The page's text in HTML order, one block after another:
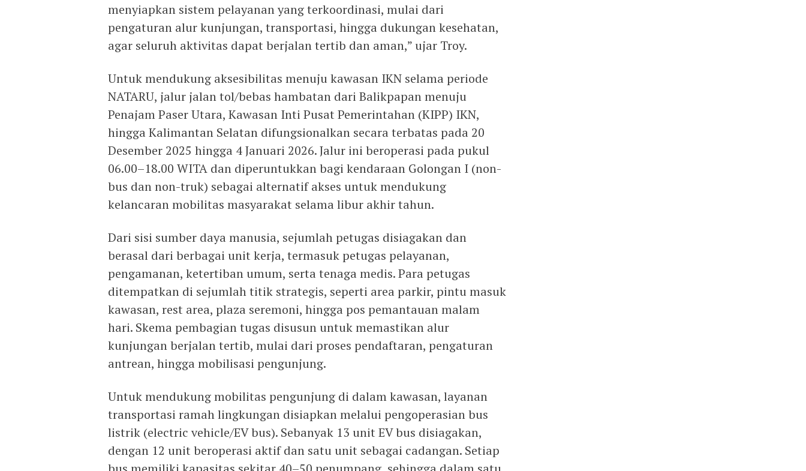
menyiapkan sistem pelayanan yang terkoordinasi, mulai dari
pengaturan alur kunjungan, transportasi, hingga dukungan kesehatan,
agar seluruh aktivitas dapat berjalan tertib dan aman,” ujar Troy.
Untuk mendukung aksesibilitas menuju kawasan IKN selama periode
NATARU, jalur jalan tol/bebas hambatan dari Balikpapan menuju
Penajam Paser Utara, Kawasan Inti Pusat Pemerintahan (KIPP) IKN,
hingga Kalimantan Selatan difungsionalkan secara terbatas pada 20
Desember 2025 hingga 4 Januari 2026. Jalur ini beroperasi pada pukul
06.00–18.00 WITA dan diperuntukkan bagi kendaraan Golongan I (non-
bus dan non-truk) sebagai alternatif akses untuk mendukung
kelancaran mobilitas masyarakat selama libur akhir tahun.
Dari sisi sumber daya manusia, sejumlah petugas disiagakan dan
berasal dari berbagai unit kerja, termasuk petugas pelayanan,
pengamanan, ketertiban umum, serta tenaga medis. Para petugas
ditempatkan di sejumlah titik strategis, seperti area parkir, pintu masuk
kawasan, rest area, plaza seremoni, hingga pos pemantauan malam
hari. Skema pembagian tugas disusun untuk memastikan alur
kunjungan berjalan tertib, mulai dari proses pendaftaran, pengaturan
antrean, hingga mobilisasi pengunjung.
Untuk mendukung mobilitas pengunjung di dalam kawasan, layanan
transportasi ramah lingkungan disiapkan melalui pengoperasian bus
listrik (electric vehicle/EV bus). Sebanyak 13 unit EV bus disiagakan,
dengan 12 unit beroperasi aktif dan satu unit sebagai cadangan. Setiap